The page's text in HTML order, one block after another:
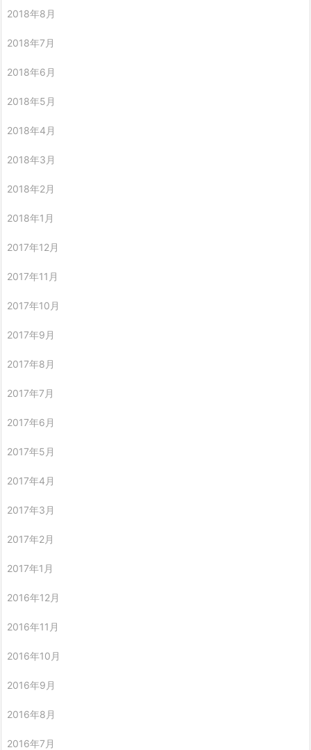
2018年8月
2018年7月
2018年6月
2018年5月
2018年4月
2018年3月
2018年2月
2018年1月
2017年12月
2017年11月
2017年10月
2017年9月
2017年8月
2017年7月
2017年6月
2017年5月
2017年4月
2017年3月
2017年2月
2017年1月
2016年12月
2016年11月
2016年10月
2016年9月
2016年8月
2016年7月